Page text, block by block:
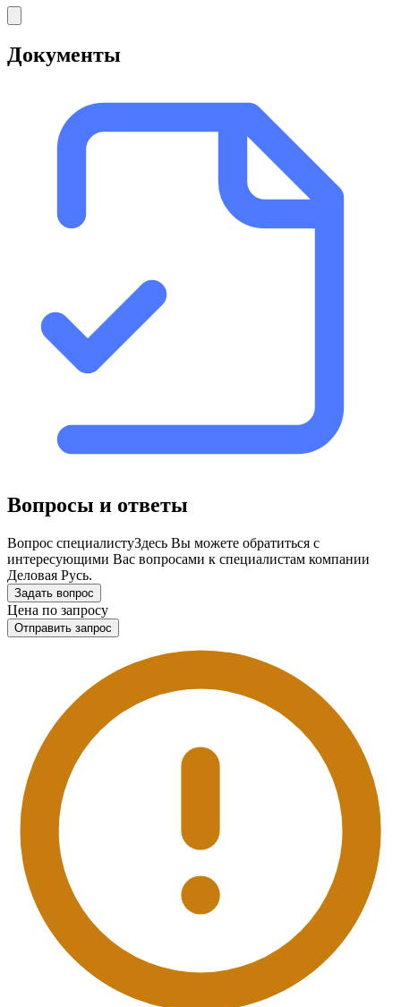
Документы
Вопросы и ответы
Вопрос специалистуЗдесь Вы можете обратиться с
интересующими Вас вопросами к специалистам компании
Деловая Русь.
Задать вопрос
Цена по запросу
Отправить запрос